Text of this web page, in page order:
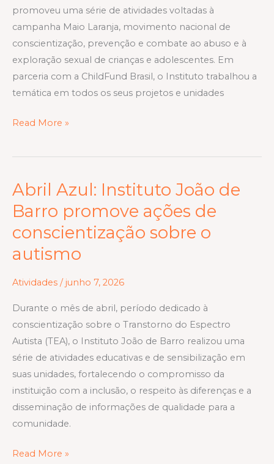
promoveu uma série de atividades voltadas à
campanha Maio Laranja, movimento nacional de
conscientização, prevenção e combate ao abuso e à
exploração sexual de crianças e adolescentes. Em
parceria com a ChildFund Brasil, o Instituto trabalhou a
temática em todos os seus projetos e unidades
conscientização
proteção
infância
Read More »
Abril Azul: Instituto João de
Barro promove ações de
conscientização sobre o
autismo
Atividades / junho 7, 2026
Durante o mês de abril, período dedicado à
conscientização sobre o Transtorno do Espectro
Autista (TEA), o Instituto João de Barro realizou uma
série de atividades educativas e de sensibilização em
suas unidades, fortalecendo o compromisso da
instituição com a inclusão, o respeito às diferenças e a
disseminação de informações de qualidade para a
comunidade.
Abril
Azul:
Instituto
João
de
promove
ações
conscientização
sobre
autismo
Read More »